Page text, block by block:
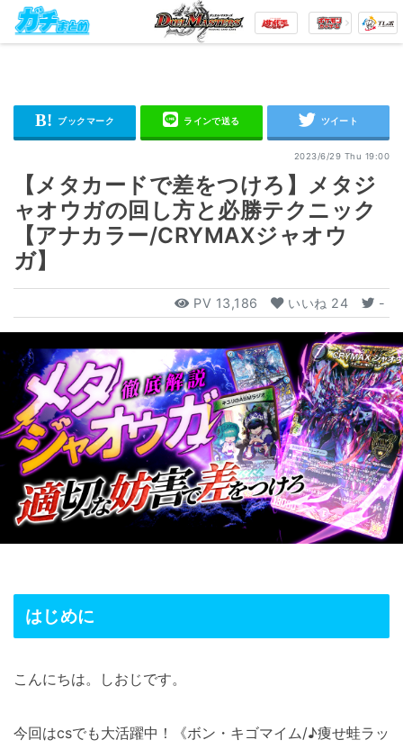
2023/6/29 Thu 19:00
【メタカードで差をつけろ】メタジ
ャオウガの回し方と必勝テクニック
【アナカラー/CRYMAXジャオウ
ガ】
PV 13,186 いいね 24 -
はじめに
こんにちは。しおじです。
今回はcsでも大活躍中！《ボン・キゴマイム/♪痩せ蛙ラッ